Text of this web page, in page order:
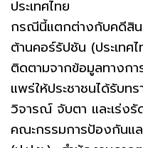
ประเทศไทย
กรณีนี้แตกต่างกับคดีสิ
ต้านคอร์รัปชัน (ประเทศ
ติดตามจากข้อมูลทางกา
แพร่ให้ประชาชนได้รับ
วิจารณ์ จับตา และเร่ง
คณะกรรมการป้องกันแ